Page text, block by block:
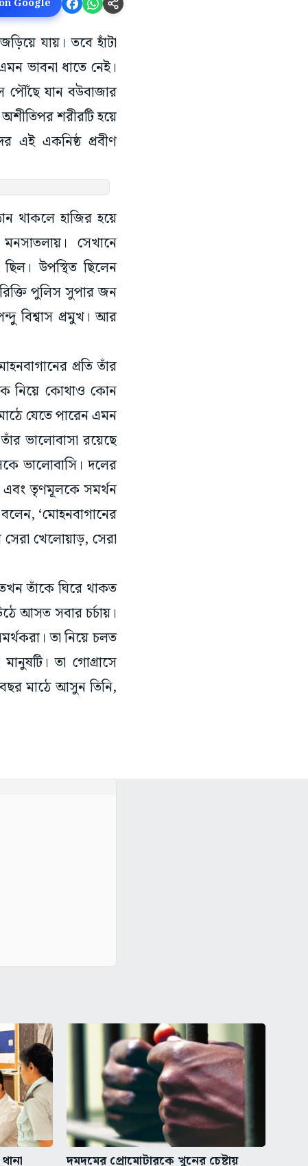
Google
যায়। তবে হাঁটা
ভাবনা ধাতে নেই।
যান বউবাজার
শরীরটি হয়ে
এই একনিষ্ঠ প্রবীণ
থাকলে হাজির হয়ে
সেখানে
উপস্থিত ছিলেন
পুলিস সুপার জন
বিশ্বাস প্রমুখ। আর
প্রতি তাঁর
নিয়ে কোথাও কোন
যেতে পারেন এমন
ভালোবাসা রয়েছে
ভালোবাসি। দলের
এবং তৃণমূলকে সমর্থন
‘মোহনবাগানের
সেরা খেলোয়াড়, সেরা
তাঁকে ঘিরে থাকত
আসত সবার চর্চায়।
তা নিয়ে চলত
তা গোগ্রাসে
মাঠে আসুন তিনি,
দমদমের প্রোমোটারকে খুনের চেষ্টায়